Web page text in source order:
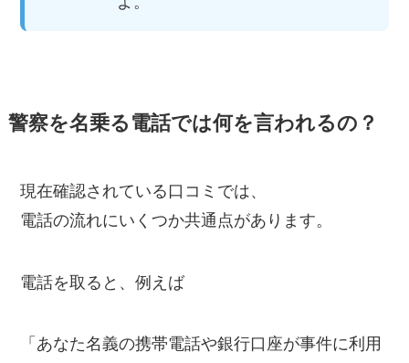
警察を名乗る電話では何を言われるの？
現在確認されている口コミでは、
電話の流れにいくつか共通点があります。
電話を取ると、例えば
「あなた名義の携帯電話や銀行口座が事件に利用